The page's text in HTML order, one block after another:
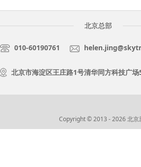
北京总部
010-60190761
北京市海淀区王庄路1号清华同方科技广场
Copyright © 2013 - 2026 北